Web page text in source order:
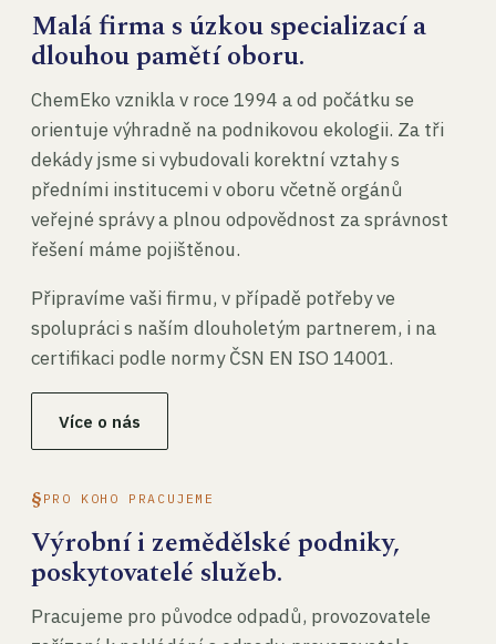
Malá firma s úzkou specializací a
dlouhou pamětí oboru.
ChemEko vznikla v roce 1994 a od počátku se
orientuje výhradně na podnikovou ekologii. Za tři
dekády jsme si vybudovali korektní vztahy s
předními institucemi v oboru včetně orgánů
veřejné správy a plnou odpovědnost za správnost
řešení máme pojištěnou.
Připravíme vaši firmu, v případě potřeby ve
spolupráci s naším dlouholetým partnerem, i na
certifikaci podle normy ČSN EN ISO 14001.
Více o nás
PRO KOHO PRACUJEME
Výrobní i zemědělské podniky,
poskytovatelé služeb.
Pracujeme pro původce odpadů, provozovatele